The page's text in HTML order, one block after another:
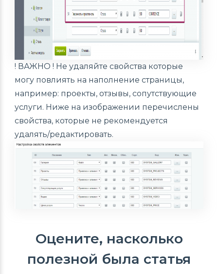
! ВАЖНО ! Не удаляйте свойства которые
могу повлиять на наполнение страницы,
например: проекты, отзывы, сопутствующие
услуги. Ниже на изображении перечислены
свойства, которые не рекомендуется
удалять/редактировать.
Оцените, насколько
полезной была статья